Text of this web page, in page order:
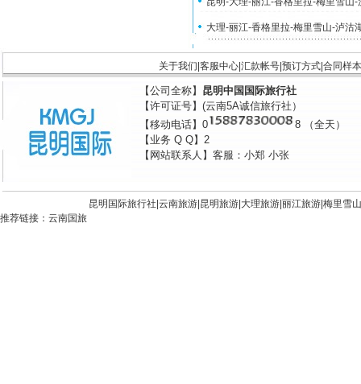
大理-丽江-香格里拉-梅里雪山-泸沽
关于我们 客服中心 汇款帐号 预订方式 合同样本
【公司全称】 昆明中国国际旅行社
【许可证号】(云南5A诚信旅行社）
【移动电话】0
8 （全天）
【业务 Q Q】2
【网站联系人】客服：小郑 小张
昆明国际旅行社| 云南旅游 昆明旅游 大理旅游 丽江旅游 梅里雪山
推荐链接： 云南国旅